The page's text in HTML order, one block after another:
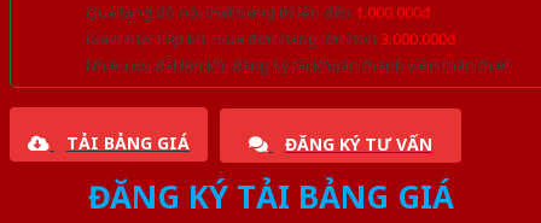
Quà tặng đồ nội thất trang trí lên đến 1.000.000đ
Giảm trực tiếp khi mua đơn hàng lớn hơn 3.000.000đ
Nhiều ưu đãi lớn khi đăng ký tài khoản thành viên thân thiết
TẢI BẢNG GIÁ ĐĂNG KÝ TƯ VẤN
ĐĂNG KÝ TẢI BẢNG GIÁ